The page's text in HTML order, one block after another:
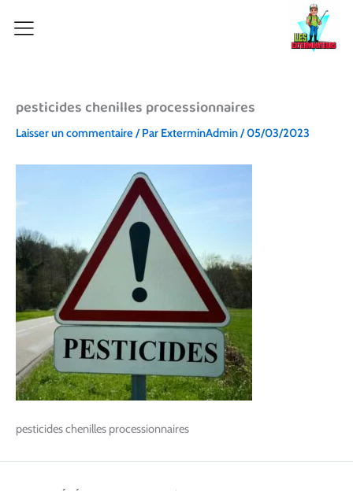
pesticides chenilles processionnaires
Laisser un commentaire / Par ExterminAdmin/05/03/2023
pesticides chenilles processionnaires